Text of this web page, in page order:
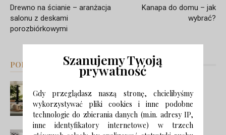
Drewno na ścianie – aranżacja
salonu z deskami
porozbiórkowymi
Kanapa do domu – jak
wybrać?
PODOBNE ARTYKUŁY WIĘCEJ OD AUTORA
trendy w projektowaniu kuchni
Szanujemy Twoją
prywatność
Gdy przeglądasz naszą stronę, chcielibyśmy
wykorzystywać pliki cookies i inne podobne
technologie do zbierania danych (m.in. adresy IP,
inne identyfikatory internetowe) w trzech